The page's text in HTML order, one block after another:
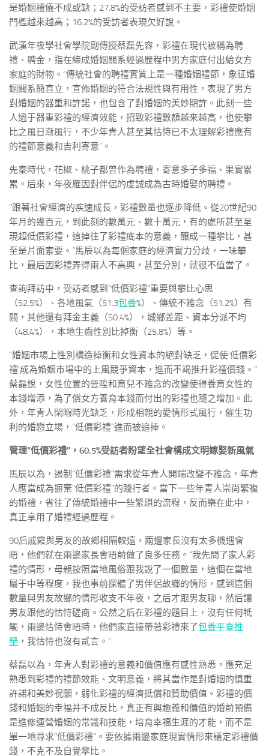
是婚姻禮儀不成或缺；27.8%的受訪者感到不主要，彩禮使婚姻
門檻越來越高；16.2%的受訪者表現欠好說。
武漢年夜學社會學院副傳授蔡磊先容，彩禮在現代被稱為聘
禮、聘金，指在締成婚姻關系經過歷程中男方家庭付出給女方
家庭的財物。“傳統社會的聘禮實質上是一種婚姻禮節，象征婚
姻關系簡直立，宣佈婚姻的符合法規性與有用性，表現了男方
對婚姻的器重和許諾，也包含了對婚姻的美妙期許。此刻一些
人過于器重彩禮的經濟效能，招致彩禮數額越來越高，也使攀
比之風日漸風行，不少年青人甚至其怙恃已不太理解彩禮應有
的禮節意義和吉利寄意”。
先秦時代，花椒、桃子都曾作為聘禮，寄意多子多福、果實累
累。后來，年夜雁因對伴侶的虔誠成為古時婚娶的聘禮。
“跟著社會經濟的疾速成長，彩禮數量也逐步降低。從20世紀90
年月的幾百元，到此刻的數萬元、數十萬元，有的處所甚至呈
現超低價彩禮，這掉往了彩禮底本的意義，釀成一種攀比，甚
至是片面索要。”馬辰以為每個家庭的經濟實力分歧，一味攀
比，最后因彩禮弄得兩人不高興，甚至分別，就很不值當了。
查詢拜訪中，受訪者感到“低價彩禮”重要與攀比心思
（52.5%）、各地風氣（51.3包養%）、傳統不雅念（51.2%）有
關，其他還有拜金主義（50.4%），城鄉差距、資本分派不均
（48.4%），本地生齒性別比掉衡（25.8%）等。
“婚姻市場上性別構造掉衡和女性資本的絕對缺乏，促使‘低價彩
禮’成為婚姻市場中的上風競爭資本，進而不竭推升彩禮價錢。”
蔡磊說，女性位置的晉陞和育兒不雅念的改變使得養育女性的
本錢增添，為了償女方養育本錢而付出的彩禮也隨之增加。此
外，年青人閑暇時光缺乏，形成相親的愛情形式風行，催生功
利的婚戀立場，“低價彩禮”進而被追捧。
管理“低價彩禮”，60.5%受訪者盼望全社會構成文明嫁娶新風氣
馬辰以為，遏制“低價彩禮”需求從年青人開端改變不雅念，年青
人應當成為摒棄“低價彩禮”的踐行者。當下一些年青人崇尚繁複
的婚禮，省往了傳統婚禮中一些繁瑣的流程，反而樂在此中，
真正享用了婚禮經過歷程。
90后戚霞與男友的故鄉相隔較遠，兩邊家長沒有太多機遇會
晤，他們就在兩邊家長會晤前做了良多任務。“我先問了家人彩
禮的情形，母親按照當地風俗跟我說了一個數量，這個在當地
屬于中等程度，我也事前探聽了男伴侶故鄉的情形，感到這個
數量與男友故鄉的情形收支不年夜，之后才跟男友聊，然后讓
男友跟他的怙恃磋商。公然之后在彩禮的題目上，沒有任何牴
觸，兩邊怙恃會晤時，他們家直接帶著彩禮來了包養平臺推
舉 ，我怙恃也沒有貳言。”
蔡磊以為，年青人對彩禮的意義和價值應有感性熟悉，應充足
熟悉到彩禮的禮節效能、文明意義，將其當作是對婚姻的慎重
許諾和美妙祝願，弱化彩禮的經濟抵償和贊助價值。彩禮的價
錢和婚姻的幸福并不成反比，真正有興趣義和價值的婚前預備
是進修運營婚姻的常識和技能，培育幸福生涯的才能，而不是
單一地尋求“低價彩禮”。要依據兩邊家庭現實情形來議定彩禮價
錢，不克不及自覺攀比。